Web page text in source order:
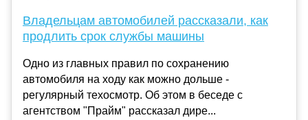
Владельцам автомобилей рассказали, как
продлить срок службы машины
Одно из главных правил по сохранению
автомобиля на ходу как можно дольше -
регулярный техосмотр. Об этом в беседе с
агентством "Прайм" рассказал дире...